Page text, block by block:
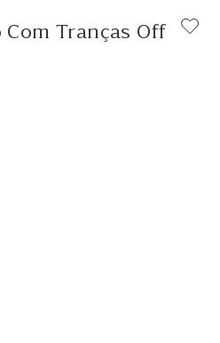
Com Tranças Off